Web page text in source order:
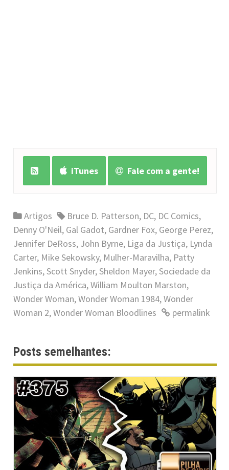
iTunes Fale com a gente!
Artigos Bruce D. Patterson, DC, DC Comics,
Denny O'Neil, Gal Gadot, Gardner Fox, George Perez,
Jennifer DeRoss, John Byrne, Liga da Justiça, Lynda
Carter, Mike Sekowsky, Mulher-Maravilha, Patty
Jenkins,Scott Snyder,Sheldon Mayer,Sociedade da
Justiça da América,William Moulton Marston,
Wonder Woman,Wonder Woman 1984,Wonder
Woman 2,Wonder Woman Bloodlines permalink
Posts semelhantes: